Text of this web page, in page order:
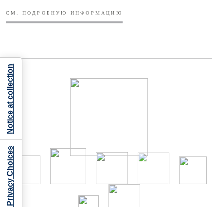
СМ. ПОДРОБНУЮ ИНФОРМАЦИЮ
Your Privacy Choices
Notice at collection